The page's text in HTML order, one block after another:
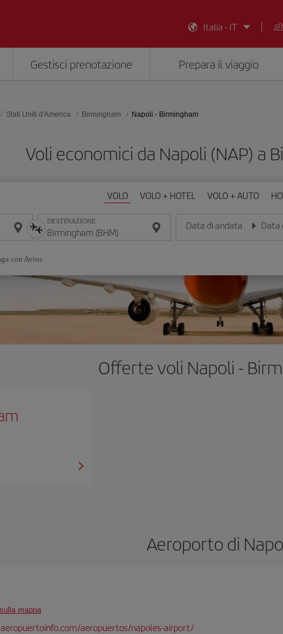
Italia - IT
Gestisci prenotazione Prepara il viaggio
Stati Uniti d'America Birmingham Napoli - Birmingham
Voli economici da Napoli (NAP) a
VOLO VOLO + HOTEL VOLO + AUTO
DESTINAZIONE Data di andata
Inserisci la data nel formato
Data
Inserisci
con Avios
Offerte voli Napoli -
Aeroporto di
mappa
aeropuertos/napoles-airport/